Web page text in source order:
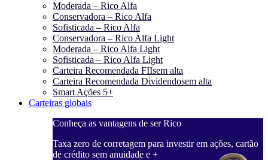
Moderada – Rico Alfa
Conservadora – Rico Alfa
Sofisticada – Rico Alfa
Conservadora – Rico Alfa Light
Moderada – Rico Alfa Light
Sofisticada – Rico Alfa Light
Carteira Recomendada FIIsem alta
Carteira Recomendada Dividendosem alta
Smart Ações 5+
Carteiras globais
Conheça as vantagens de ser Rico
Taxa zero de corretagem para investir em ações, cartão
de crédito sem anuidade e +